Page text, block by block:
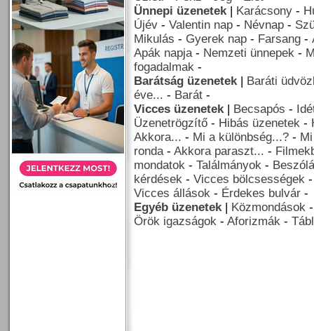
Ünnepi üzenetek| Karácsony -
Újév - Valentin nap - Névnap -
Mikulás - Gyerek nap - Farsang -
Apák napja- Nemzeti ünnepek -
fogadalmak -
Barátság üzenetek| Baráti
éve... - Barát -
Vicces üzenetek| Becsapós -
Üzenetrögzítő - Hibás üzenetek -
Akkora... - Mi a különbség...? -
ronda- Akkora paraszt... -
mondatok - Találmányok -
kérdések - Vicces bölcsességek
Vicces állások - Érdekes bulvár -
Egyéb üzenetek| Közmondások
Örök igazságok - Aforizmák -